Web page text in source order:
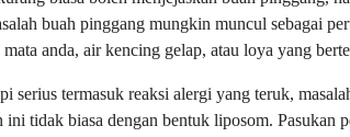
buah pinggang mungkin muncul sebagai
anda, air kencing gelap, atau loya yang
serius termasuk reaksi alergi yang teruk,
ini tidak biasa dengan bentuk liposom.